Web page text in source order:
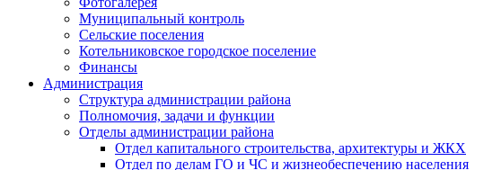
Муниципальный контроль
Сельские поселения
Котельниковское городское поселение
Финансы
Администрация
Структура администрации района
Полномочия, задачи и функции
Отделы администрации района
Отдел капитального строительства, архитектуры и ЖКХ
Отдел по делам ГО и ЧС и жизнеобеспечению населения